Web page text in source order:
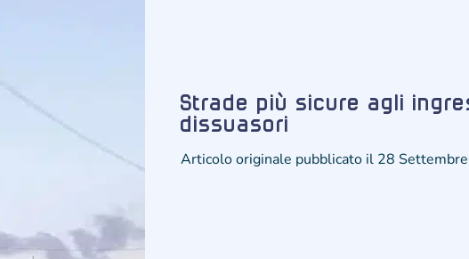
Strade più sicure agli
dissuasori
Articolo originale pubblicato il 28